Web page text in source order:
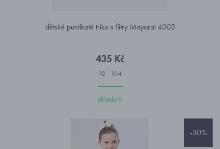
dětské puntíkaté triko s flitry Mayoral 4005
435 Kč
92 104
skladem
-30%